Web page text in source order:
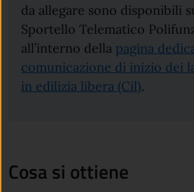
da allegare sono disponibili
Sportello Telematico
all’interno della pagina
comunicazione di inizio dei
in edilizia libera (Cil).
Cosa si ottiene